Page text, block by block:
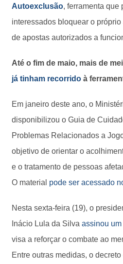
Autoexclusão, ferramenta que
interessados bloquear o
de apostas autorizados a
Até o fim de maio, mais de
já tinham recorrido à
Em janeiro deste ano, o
disponibilizou o Guia de
Problemas Relacionados a
objetivo de orientar o
e o tratamento de pessoas
O material pode ser acessado
Nesta sexta-feira (19), o
Inácio Lula da Silva assinou
visa a reforçar o combate ao
Entre outras medidas, o